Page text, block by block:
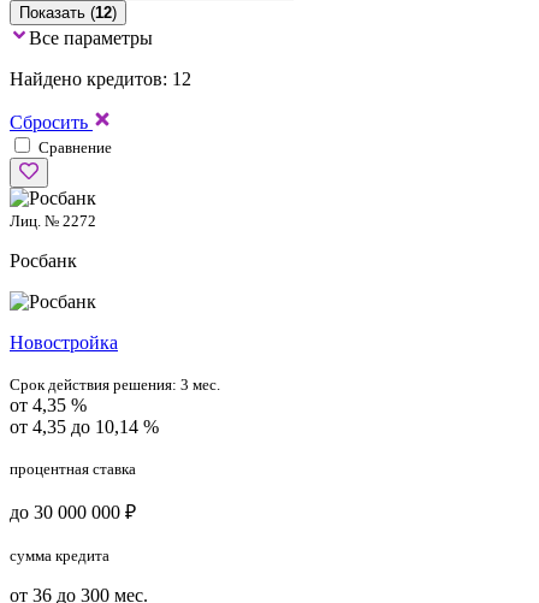
Показать (12)
Все параметры
Найдено кредитов: 12
Сбросить
Сравнение
Лиц. № 2272
Росбанк
Новостройка
Срок действия решения: 3 мес.
от 4,35 %
от 4,35 до 10,14 %
процентная ставка
до 30 000 000 ₽
сумма кредита
от 36 до 300 мес.